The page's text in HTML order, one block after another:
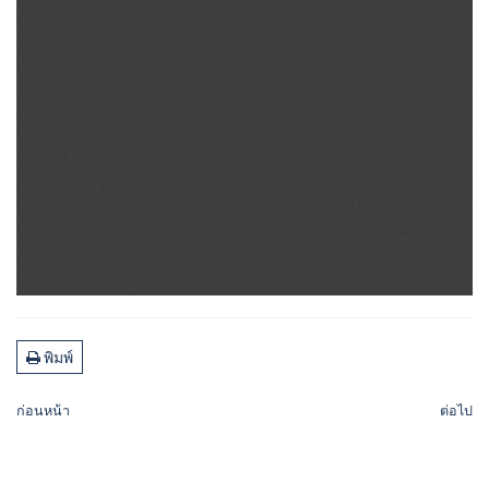
พิมพ์
ก่อนหน้า ต่อไป